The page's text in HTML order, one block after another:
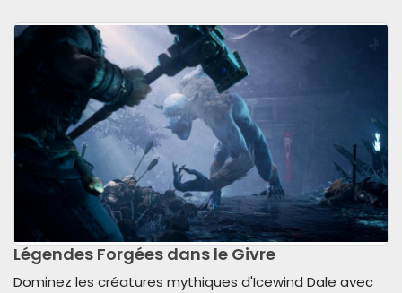
Légendes Forgées dans le Givre
Dominez les créatures mythiques d'Icewind Dale avec